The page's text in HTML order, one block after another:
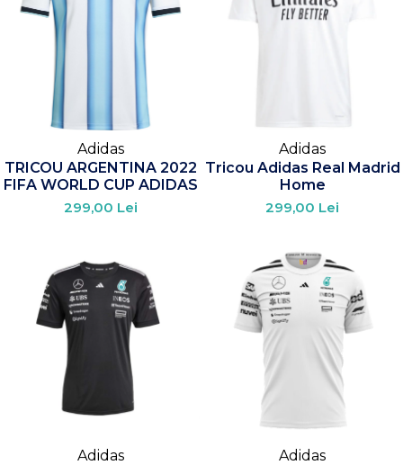
Adidas
TRICOU ARGENTINA 2022
FIFA WORLD CUP ADIDAS
299,00 Lei
Adidas
Tricou Adidas Real Madrid
Home
299,00 Lei
Adidas
Adidas